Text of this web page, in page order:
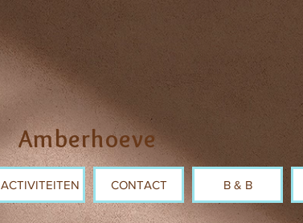
Amberhoeve
ACTIVITEITEN CONTACT B & B